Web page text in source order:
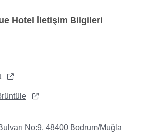
Hotel İletişim Bilgileri
No:9, 48400 Bodrum/Muğla